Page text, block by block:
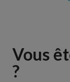
Vous
?